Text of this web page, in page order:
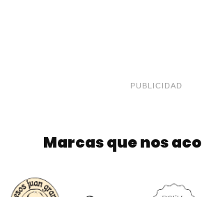
PUBLICIDAD
Marcas que nos